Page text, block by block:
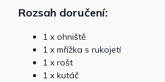
Rozsah doručení:
1 x ohniště
1 x mřížka s rukojetí
1 x rošt
1 x kutáč